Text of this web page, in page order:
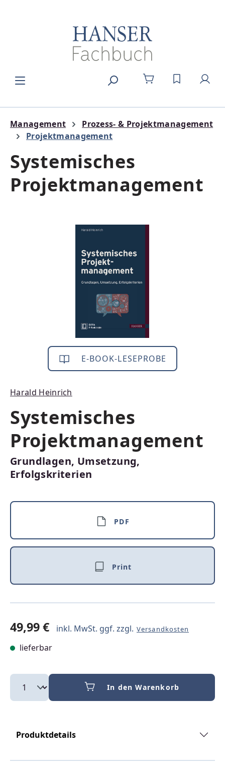
DU HAST 0
Management
Prozess- & Projektmanagement
Projektmanagement
Systemisches
Projektmanagement
Bildergalerie überspringen
E-BOOK-LESEPROBE
Harald Heinrich
Systemisches
Projektmanagement
Grundlagen, Umsetzung,
Erfolgskriterien
PDF
Print
49,99 € inkl. MwSt. ggf. zzgl. Versandkosten
lieferbar
In den Warenkorb
Produktdetails